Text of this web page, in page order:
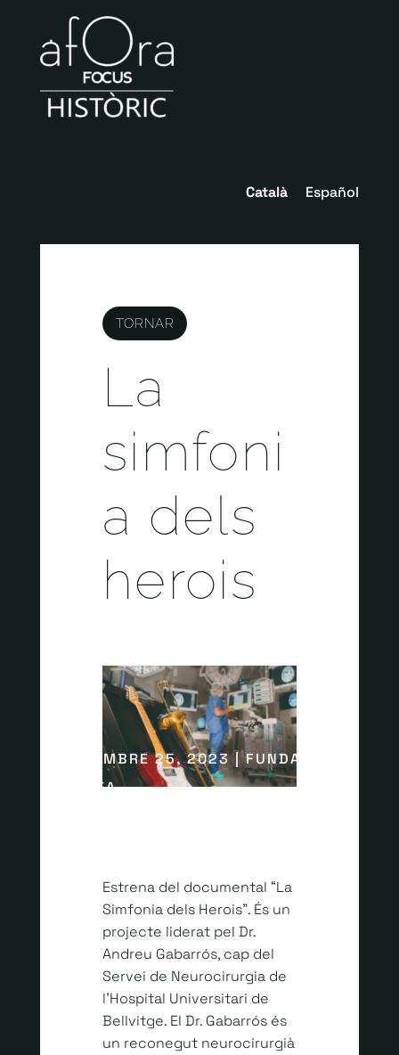
Català Español
TORNAR
La
simfoni
a dels
herois
NOVEMBRE 25, 2023 | FUNDACIÓ
ROMEA
Estrena del documental “La
Simfonia dels Herois”. És un
projecte liderat pel Dr.
Andreu Gabarrós, cap del
Servei de Neurocirurgia de
l’Hospital Universitari de
Bellvitge. El Dr. Gabarrós és
un reconegut neurocirurgià